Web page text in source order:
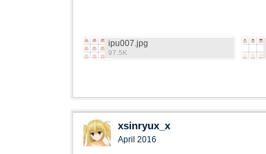
ipu007.jpg
97.5K
xsinryux_x
April 2016